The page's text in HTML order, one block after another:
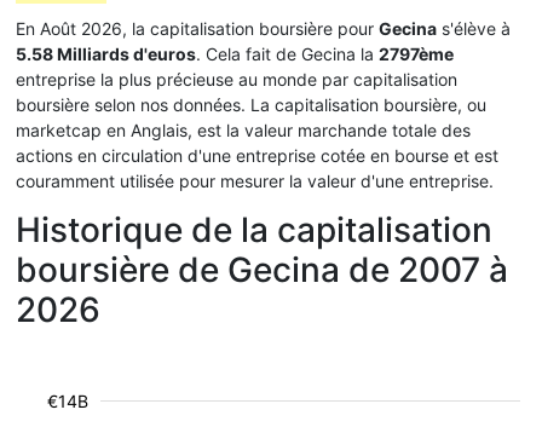
En Août 2026, la capitalisation boursière pour Gecina s'élève à
5.58 Milliards d'euros. Cela fait de Gecina la 2797ème
entreprise la plus précieuse au monde par capitalisation
boursière selon nos données. La capitalisation boursière, ou
marketcap en Anglais, est la valeur marchande totale des
actions en circulation d'une entreprise cotée en bourse et est
couramment utilisée pour mesurer la valeur d'une entreprise.
Historique de la capitalisation
boursière de Gecina de 2007 à
2026
€14B